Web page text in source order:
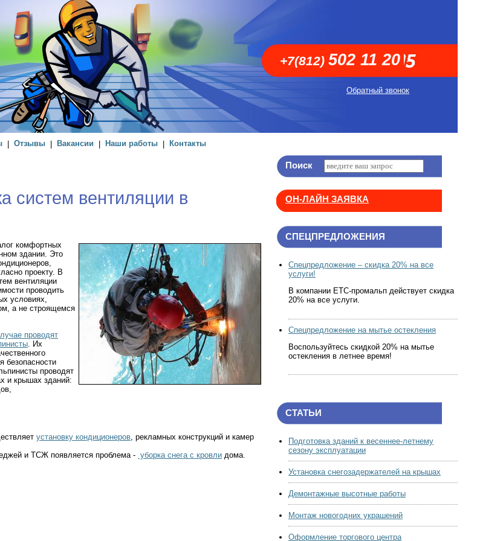
+7(812) 502 11 20
Обратный звонок
Отзывы Вакансии Наши работы Контакты
систем вентиляции в
комфортных
здании. Это
проекту. В
вентиляции
проводить
условиях,
а не строящемся
проводят
. Их
безопасности
проводят
и крышах зданий:
установку кондиционеров , рекламных конструкций и камер
и ТСЖ появляется проблема - уборка снега с кровли дома.
Поиск
ОН-ЛАЙН ЗАЯВКА
СПЕЦПРЕДЛОЖЕНИЯ
Спецпредложение – скидка 20% на все
услуги!
В компании ЕТС-промальп действует скидка
20% на все услуги.
Спецпредложение на мытье остекления
Воспользуйтесь скидкой 20% на мытье
остекления в летнее время!
СТАТЬИ
Подготовка зданий к весеннее-летнему
сезону эксплуатации
Установка снегозадержателей на крышах
Демонтажные высотные работы
Монтаж новогодних украшений
Оформление торгового центра